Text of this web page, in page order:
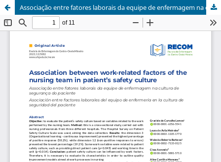
Associação entre fatores laborais da equipe de enfermagem na cultura de segurança do paciente